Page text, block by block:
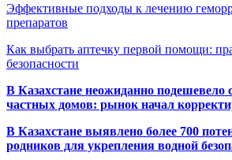
Эффективные подходы к лечению
препаратов
Как выбрать аптечку первой помощи:
безопасности
В Казахстане неожиданно подешевело
частных домов: рынок начал
В Казахстане выявлено более 700
родников для укрепления водной